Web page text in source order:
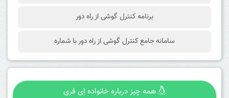
برنامه کنترل گوشی از راه دور
سامانه جامع کنترل گوشی از راه دور با شماره
همه چیز درباره خانواده اِی فری